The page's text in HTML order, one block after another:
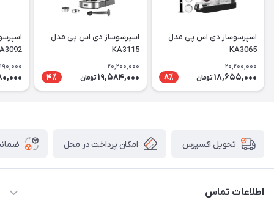
اسپرسوساز دی اس پی مدل
KA3065
20,200,000
18,655,000 تومان 8٪
اسپرسوساز دی اس پی مدل
KA3115
20,200,000
19,584,000 تومان 4٪
تحویل اکسپرس امکان پرداخت در محل
اطلاعات تماس